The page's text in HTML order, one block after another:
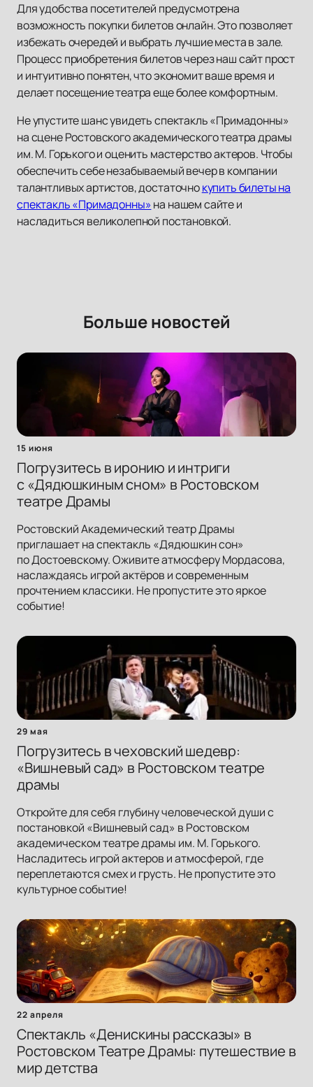
Для удобства посетителей предусмотрена
возможность покупки билетов онлайн. Это позволяет
избежать очередей и выбрать лучшие места в зале.
Процесс приобретения билетов через наш сайт прост
и интуитивно понятен, что экономит ваше время и
делает посещение театра еще более комфортным.
Не упустите шанс увидеть спектакль «Примадонны»
на сцене Ростовского академического театра драмы
им. М. Горького и оценить мастерство актеров. Чтобы
обеспечить себе незабываемый вечер в компании
талантливых артистов, достаточнокупить билеты на
спектакль «Примадонны» на нашем сайте и
насладиться великолепной постановкой.
Больше новостей
15 июня
Погрузитесь в иронию и интриги
с «Дядюшкиным сном» в Ростовском
театре Драмы
Ростовский Академический театр Драмы
приглашает на спектакль «Дядюшкин сон»
по Достоевскому. Оживите атмосферу Мордасова,
наслаждаясь игрой актёров и современным
прочтением классики. Не пропустите это яркое
событие!
29 мая
Погрузитесь в чеховский шедевр:
«Вишневый сад» в Ростовском театре
драмы
Откройте для себя глубину человеческой души с
постановкой «Вишневый сад» в Ростовском
академическом театре драмы им. М. Горького.
Насладитесь игрой актеров и атмосферой, где
переплетаются смех и грусть. Не пропустите это
культурное событие!
22 апреля
Спектакль «Денискины рассказы» в
Ростовском Театре Драмы: путешествие в
мир детства